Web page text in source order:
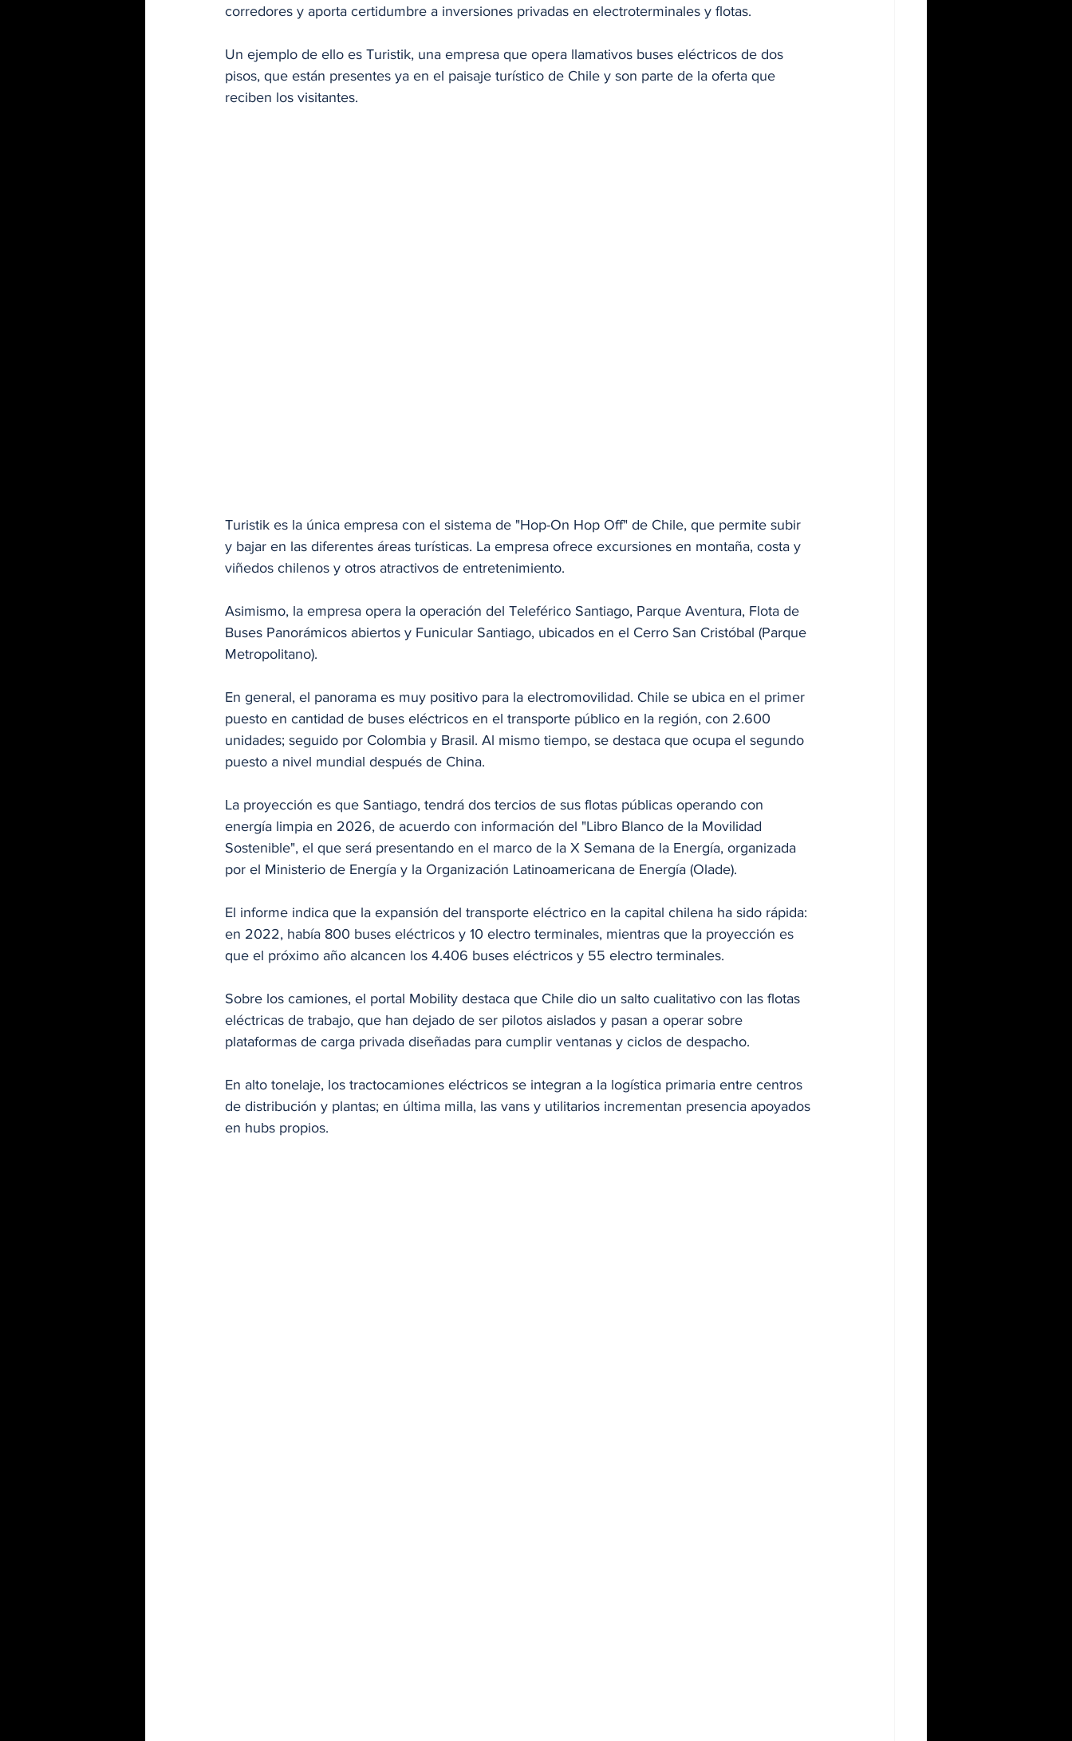
corredores y aporta certidumbre a inversiones privadas en electroterminales y flotas.
Un ejemplo de ello es Turistik, una empresa que opera llamativos buses eléctricos de dos
pisos, que están presentes ya en el paisaje turístico de Chile y son parte de la oferta que
reciben los visitantes.
Turistik es la única empresa con el sistema de "Hop-On Hop Off" de Chile, que permite subir
y bajar en las diferentes áreas turísticas. La empresa ofrece excursiones en montaña, costa y
viñedos chilenos y otros atractivos de entretenimiento.
Asimismo, la empresa opera la operación del Teleférico Santiago, Parque Aventura, Flota de
Buses Panorámicos abiertos y Funicular Santiago, ubicados en el Cerro San Cristóbal (Parque
Metropolitano).
En general, el panorama es muy positivo para la electromovilidad. Chile se ubica en el primer
puesto en cantidad de buses eléctricos en el transporte público en la región, con 2.600
unidades; seguido por Colombia y Brasil. Al mismo tiempo, se destaca que ocupa el segundo
puesto a nivel mundial después de China.
La proyección es que Santiago, tendrá dos tercios de sus flotas públicas operando con
energía limpia en 2026, de acuerdo con información del "Libro Blanco de la Movilidad
Sostenible", el que será presentando en el marco de la X Semana de la Energía, organizada
por el Ministerio de Energía y la Organización Latinoamericana de Energía (Olade).
El informe indica que la expansión del transporte eléctrico en la capital chilena ha sido rápida:
en 2022, había 800 buses eléctricos y 10 electro terminales, mientras que la proyección es
que el próximo año alcancen los 4.406 buses eléctricos y 55 electro terminales.
Sobre los camiones, el portal Mobility destaca que Chile dio un salto cualitativo con las flotas
eléctricas de trabajo, que han dejado de ser pilotos aislados y pasan a operar sobre
plataformas de carga privada diseñadas para cumplir ventanas y ciclos de despacho.
En alto tonelaje, los tractocamiones eléctricos se integran a la logística primaria entre centros
de distribución y plantas; en última milla, las vans y utilitarios incrementan presencia apoyados
en hubs propios.